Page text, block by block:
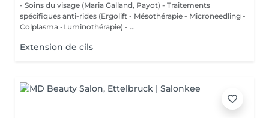
- Soins du visage (Maria Galland, Payot) - Traitements
spécifiques anti-rides (Ergolift - Mésothérapie - Microneedling -
Colplasma -Luminothérapie) - ...
Extension de cils